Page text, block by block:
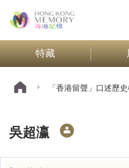
特藏
「香港留聲」口述歷
吳超瀛